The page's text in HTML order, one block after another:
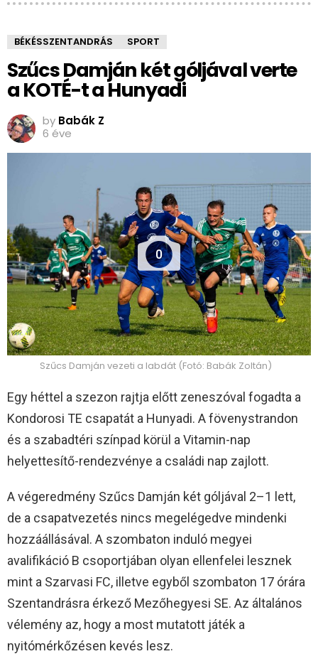
BÉKÉSSZENTANDRÁS SPORT
Szűcs Damján két góljával verte
a KOTÉ-t a Hunyadi
by Babák Z
6 éve
0
Szűcs Damján vezeti a labdát (Fotó: Babák Zoltán)
Egy héttel a szezon rajtja előtt zeneszóval fogadta a
Kondorosi TE csapatát a Hunyadi. A fövenystrandon
és a szabadtéri színpad körül a Vitamin-nap
helyettesítő-rendezvénye a családi nap zajlott.
A végeredmény Szűcs Damján két góljával 2–1 lett,
de a csapatvezetés nincs megelégedve mindenki
hozzáállásával. A szombaton induló megyei
avalifikáció B csoportjában olyan ellenfelei lesznek
mint a Szarvasi FC, illetve egyből szombaton 17 órára
Szentandrásra érkező Mezőhegyesi SE. Az általános
vélemény az, hogy a most mutatott játék a
nyitómérkőzésen kevés lesz.